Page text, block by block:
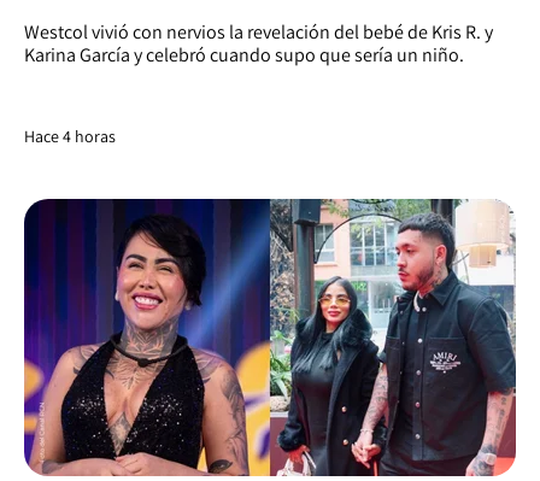
Westcol vivió con nervios la revelación del bebé de Kris R. y
Karina García y celebró cuando supo que sería un niño.
Hace 4 horas